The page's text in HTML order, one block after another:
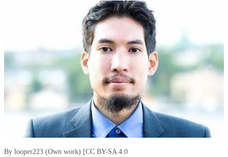
By looper223 (Own work) [CC BY-SA 4.0